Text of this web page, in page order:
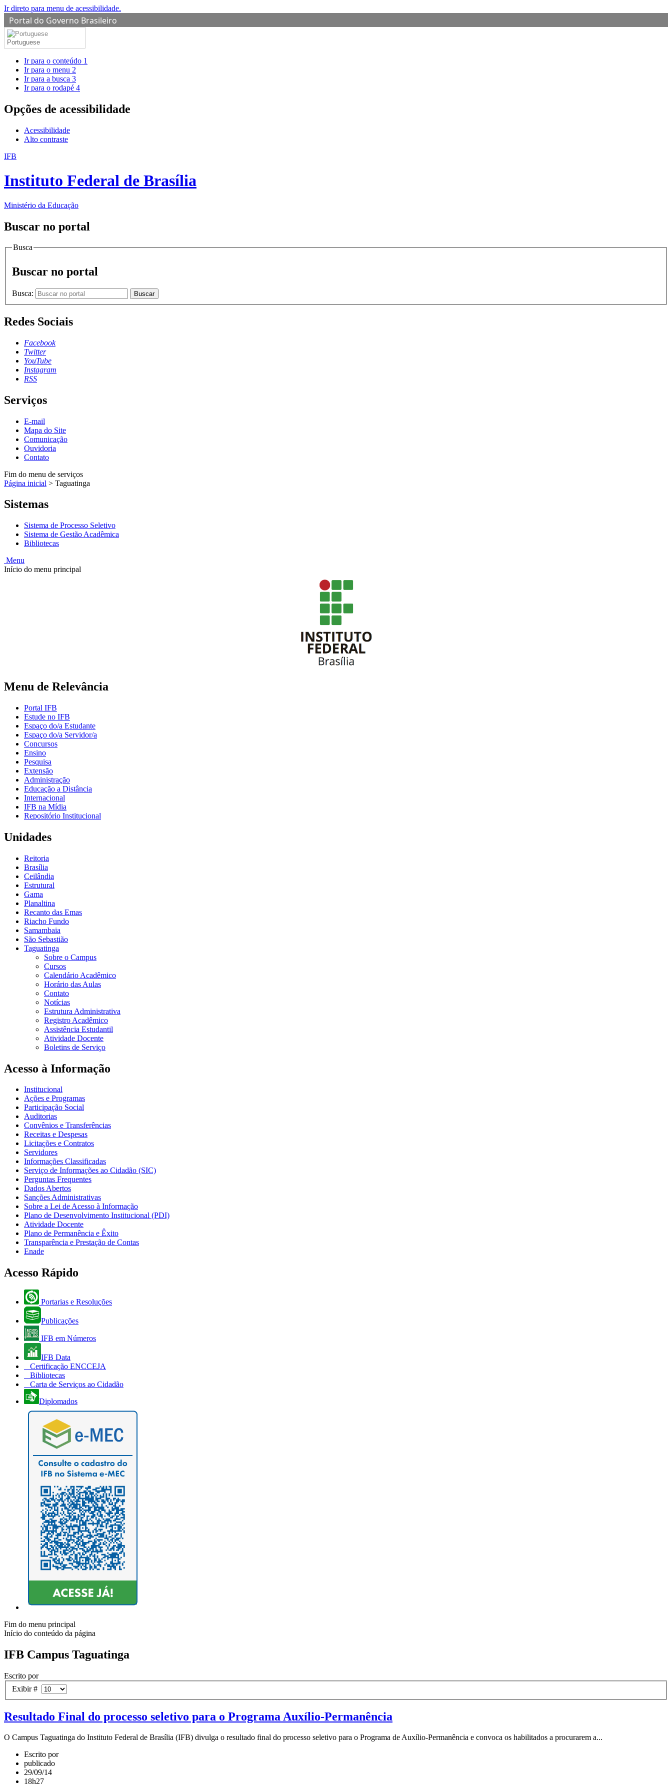
Ir direto para menu de acessibilidade.
Portal do Governo Brasileiro
Portuguese
Ir para o conteúdo 1
Ir para o menu 2
Ir para a busca 3
Ir para o rodapé 4
Opções de acessibilidade
Acessibilidade
Alto contraste
IFB
Instituto Federal de Brasília
Ministério da Educação
Buscar no portal
Busca
Buscar no portal
Busca: Buscar
Redes Sociais
Facebook
Twitter
YouTube
Instagram
RSS
Serviços
E-mail
Mapa do Site
Comunicação
Ouvidoria
Contato
Fim do menu de serviços
Página inicial > Taguatinga
Sistemas
Sistema de Processo Seletivo
Sistema de Gestão Acadêmica
Bibliotecas
Menu
Início do menu principal
Menu de Relevância
Portal IFB
Estude no IFB
Espaço do/a Estudante
Espaço do/a Servidor/a
Concursos
Ensino
Pesquisa
Extensão
Administração
Educação a Distância
Internacional
IFB na Mídia
Repositório Institucional
Unidades
Reitoria
Brasília
Ceilândia
Estrutural
Gama
Planaltina
Recanto das Emas
Riacho Fundo
Samambaia
São Sebastião
Taguatinga
Sobre o Campus
Cursos
Calendário Acadêmico
Horário das Aulas
Contato
Notícias
Estrutura Administrativa
Registro Acadêmico
Assistência Estudantil
Atividade Docente
Boletins de Serviço
Acesso à Informação
Institucional
Ações e Programas
Participação Social
Auditorias
Convênios e Transferências
Receitas e Despesas
Licitações e Contratos
Servidores
Informações Classificadas
Serviço de Informações ao Cidadão (SIC)
Perguntas Frequentes
Dados Abertos
Sanções Administrativas
Sobre a Lei de Acesso à Informação
Plano de Desenvolvimento Institucional (PDI)
Atividade Docente
Plano de Permanência e Êxito
Transparência e Prestação de Contas
Enade
Acesso Rápido
Portarias e Resoluções
Publicações
IFB em Números
IFB Data
Certificação ENCCEJA
Bibliotecas
Carta de Serviços ao Cidadão
Diplomados
Fim do menu principal
Início do conteúdo da página
IFB Campus Taguatinga
Escrito por
Exibir #
Resultado Final do processo seletivo para o Programa Auxílio-Permanência
O Campus Taguatinga do Instituto Federal de Brasília (IFB) divulga o resultado final do processo seletivo para o Programa de Auxílio-Permanência e convoca os habilitados a procurarem a...
Escrito por
publicado
29/09/14
18h27